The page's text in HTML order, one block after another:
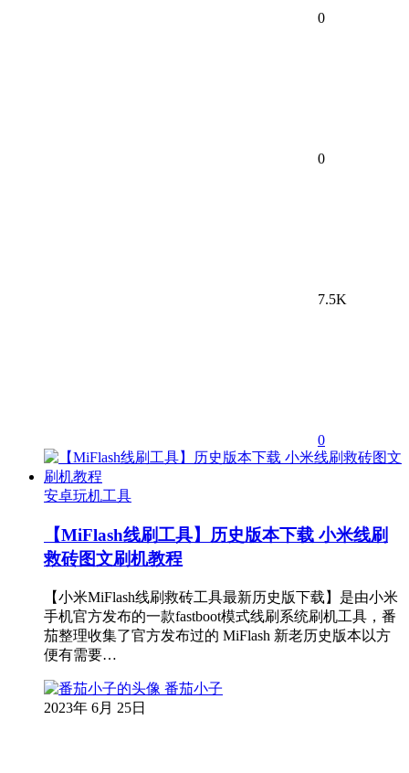
0
0
7.5K
0
安卓玩机工具
【MiFlash线刷工具】历史版本下载 小米线刷
救砖图文刷机教程
【小米MiFlash线刷救砖工具最新历史版下载】是由小米
手机官方发布的一款fastboot模式线刷系统刷机工具，番
茄整理收集了官方发布过的 MiFlash 新老历史版本以方
便有需要…
番茄小子
2023年 6月 25日